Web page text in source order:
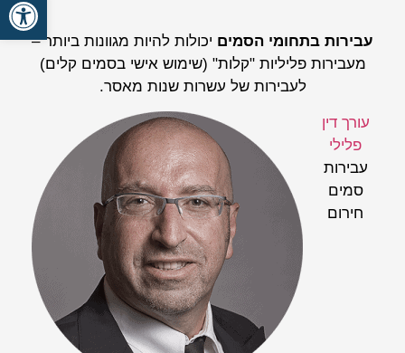
עבירות בתחומי הסמים יכולות להיות מגוונות ביותר –
מעבירות פליליות "קלות" (שימוש אישי בסמים קלים)
לעבירות של עשרות שנות מאסר.
עורך דין
פלילי
עבירות
סמים
חירום